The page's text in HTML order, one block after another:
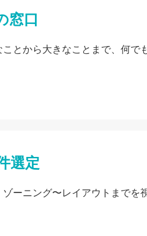
窓口
とから大きなことまで、何で
選定
ーニング〜レイアウトまでを